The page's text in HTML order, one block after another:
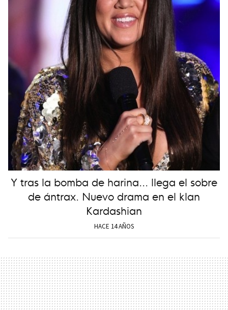
Y tras la bomba de harina... llega el sobre
de ántrax. Nuevo drama en el klan
Kardashian
HACE 14 AÑOS